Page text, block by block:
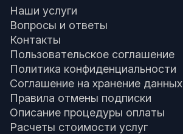
Наши услуги
Вопросы и ответы
Контакты
Пользовательское соглашение
Политика конфиденциальности
Соглашение на хранение данных
Правила отмены подписки
Описание процедуры оплаты
Расчеты стоимости услуг